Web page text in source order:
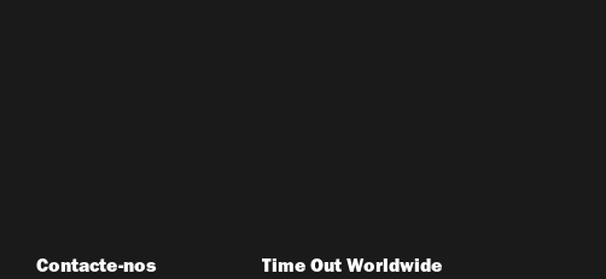
Contacte-nos Time Out Worldwide